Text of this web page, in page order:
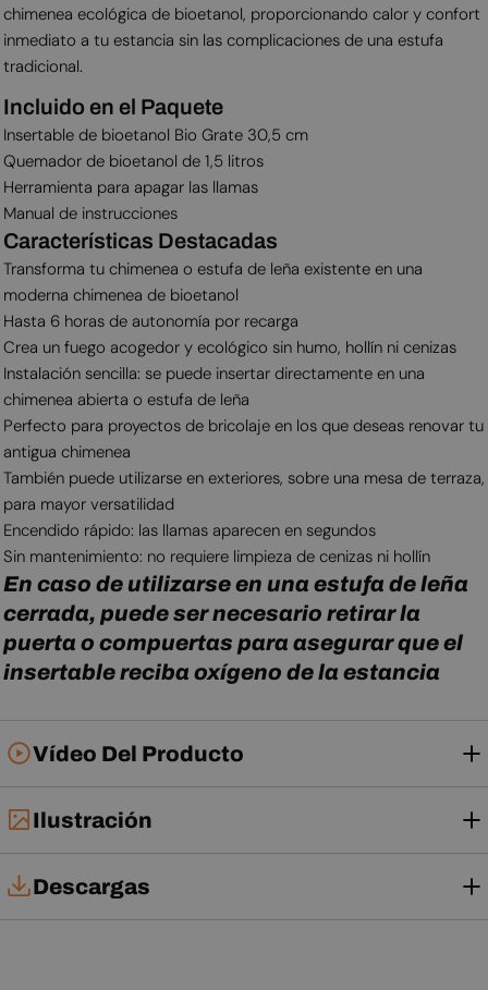
chimenea ecológica de bioetanol, proporcionando calor y confort
inmediato a tu estancia sin las complicaciones de una estufa
tradicional.
Incluido en el Paquete
Insertable de bioetanol Bio Grate 30,5 cm
Quemador de bioetanol de 1,5 litros
Herramienta para apagar las llamas
Manual de instrucciones
Características Destacadas
Transforma tu chimenea o estufa de leña existente en una
moderna chimenea de bioetanol
Hasta 6 horas de autonomía por recarga
Crea un fuego acogedor y ecológico sin humo, hollín ni cenizas
Instalación sencilla: se puede insertar directamente en una
chimenea abierta o estufa de leña
Perfecto para proyectos de bricolaje en los que deseas renovar tu
antigua chimenea
También puede utilizarse en exteriores, sobre una mesa de terraza,
para mayor versatilidad
Encendido rápido: las llamas aparecen en segundos
Sin mantenimiento: no requiere limpieza de cenizas ni hollín
En caso de utilizarse en una estufa de leña
cerrada, puede ser necesario retirar la
puerta o compuertas para asegurar que el
insertable reciba oxígeno de la estancia
Vídeo Del Producto
Ilustración
Descargas